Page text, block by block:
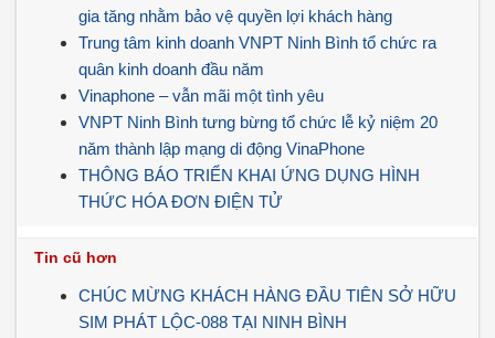
gia tăng nhằm bảo vệ quyền lợi khách hàng
Trung tâm kinh doanh VNPT Ninh Bình tổ chức ra
quân kinh doanh đầu năm
Vinaphone – vẫn mãi một tình yêu
VNPT Ninh Bình tưng bừng tổ chức lễ kỷ niệm 20
năm thành lập mạng di động VinaPhone
THÔNG BÁO TRIỂN KHAI ỨNG DỤNG HÌNH
THỨC HÓA ĐƠN ĐIỆN TỬ
Tin cũ hơn
CHÚC MỪNG KHÁCH HÀNG ĐẦU TIÊN SỞ HỮU
SIM PHÁT LỘC-088 TẠI NINH BÌNH